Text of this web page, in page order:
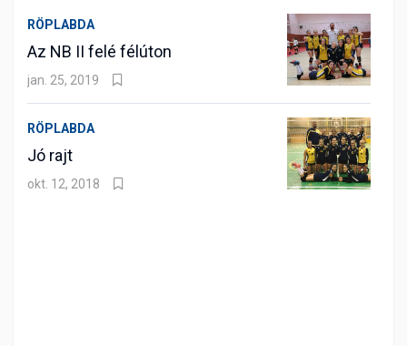
RÖPLABDA
Az NB II felé félúton
jan. 25, 2019
RÖPLABDA
Jó rajt
okt. 12, 2018